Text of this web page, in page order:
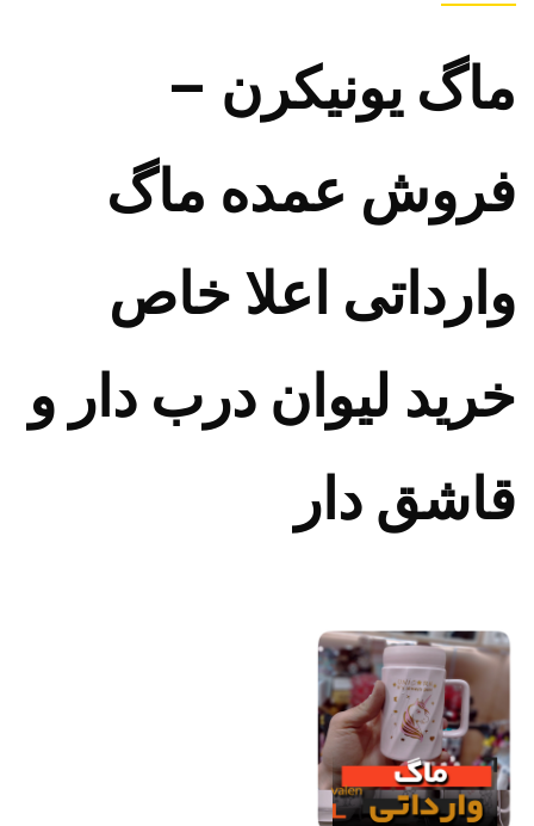
ماگ یونیکرن –
فروش عمده ماگ
وارداتی اعلا خاص
خرید لیوان درب دار و
قاشق دار